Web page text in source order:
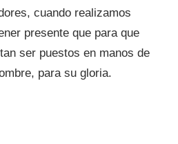
cuando realizamos
presente que para que
ser puestos en manos de
para su gloria.